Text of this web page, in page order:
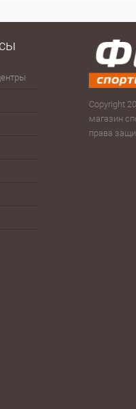
бутылки, шейкеры
Copyright
магазин
права